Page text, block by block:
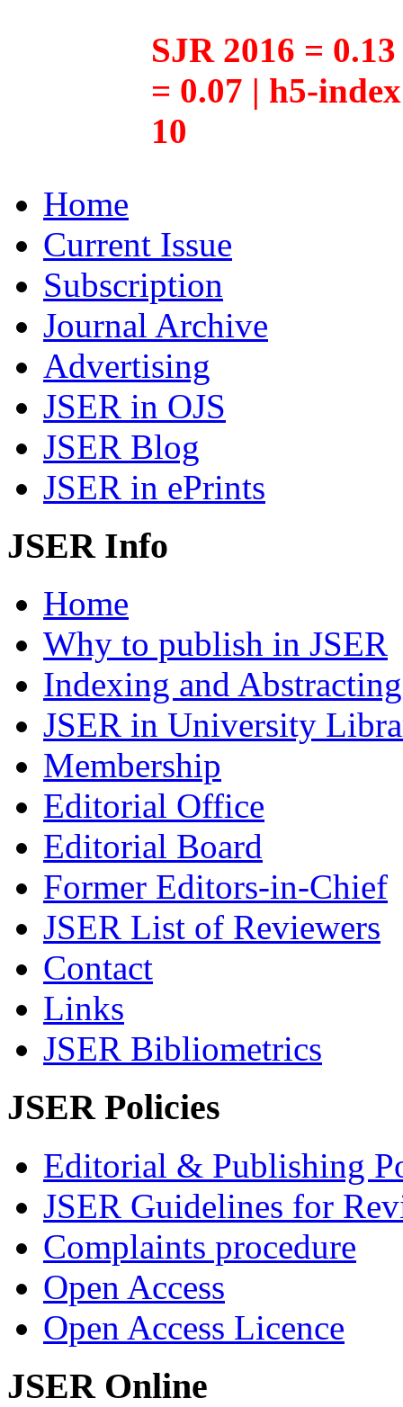
SJR 2016 =
= 0.07 | h5-
10
Home
Current Issue
Subscription
Journal Archive
Advertising
JSER in OJS
JSER Blog
JSER in ePrints
JSER Info
Home
Why to publish in JSER
Indexing and Abstracting
JSER in University
Membership
Editorial Office
Editorial Board
Former Editors-in-Chief
JSER List of Reviewers
Contact
Links
JSER Bibliometrics
JSER Policies
Editorial & Publishing
JSER Guidelines for
Complaints procedure
Open Access
Open Access Licence
JSER Online